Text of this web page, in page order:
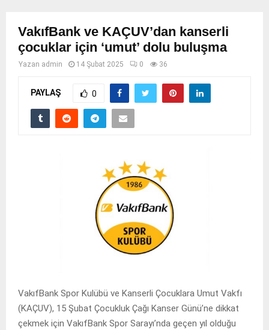
VakıfBank ve KAÇUV’dan kanserli
çocuklar için ‘umut’ dolu buluşma
Yazan admin 14 Şubat 2025 0 36
PAYLAŞ 0
VakıfBank Spor Kulübü ve Kanserli Çocuklara Umut Vakfı
(KAÇUV), 15 Şubat Çocukluk Çağı Kanser Günü’ne dikkat
çekmek için VakıfBank Spor Sarayı’nda geçen yıl olduğu